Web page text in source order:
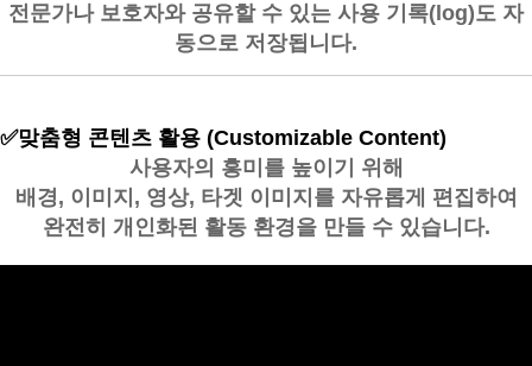
전문가나 보호자와 공유할 수 있는 사용 기록(log)도 자
동으로 저장됩니다.
✅맞춤형 콘텐츠 활용 (Customizable Content)
사용자의 흥미를 높이기 위해
배경, 이미지, 영상, 타겟 이미지를 자유롭게 편집하여
완전히 개인화된 활동 환경을 만들 수 있습니다.